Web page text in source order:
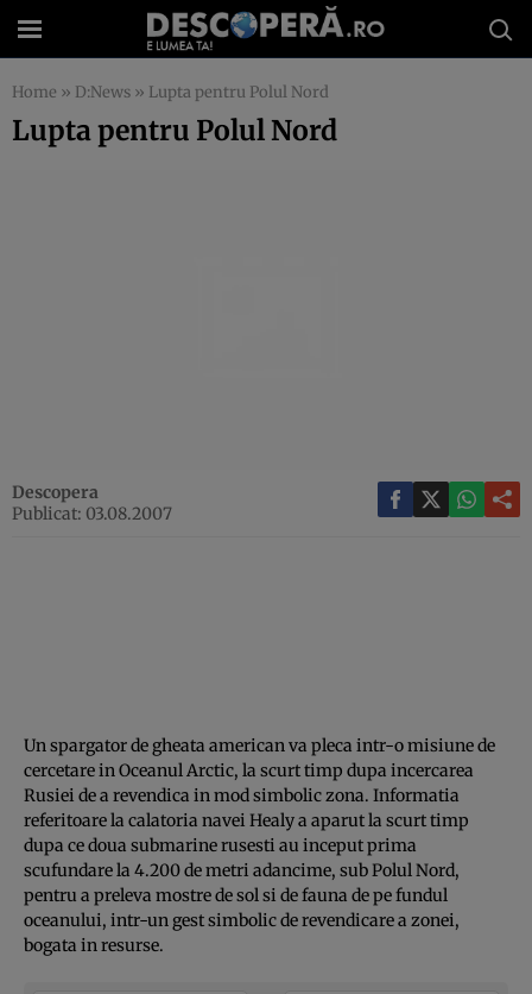
Home » D:News » Lupta pentru Polul Nord
Lupta pentru Polul Nord
Descopera
Publicat: 03.08.2007
Un spargator de gheata american va pleca intr-o misiune de
cercetare in Oceanul Arctic, la scurt timp dupa incercarea
Rusiei de a revendica in mod simbolic zona. Informatia
referitoare la calatoria navei Healy a aparut la scurt timp
dupa ce doua submarine rusesti au inceput prima
scufundare la 4.200 de metri adancime, sub Polul Nord,
pentru a preleva mostre de sol si de fauna de pe fundul
oceanului, intr-un gest simbolic de revendicare a zonei,
bogata in resurse.